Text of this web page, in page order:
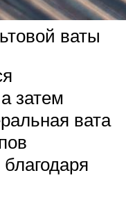
ваты
затем
вата